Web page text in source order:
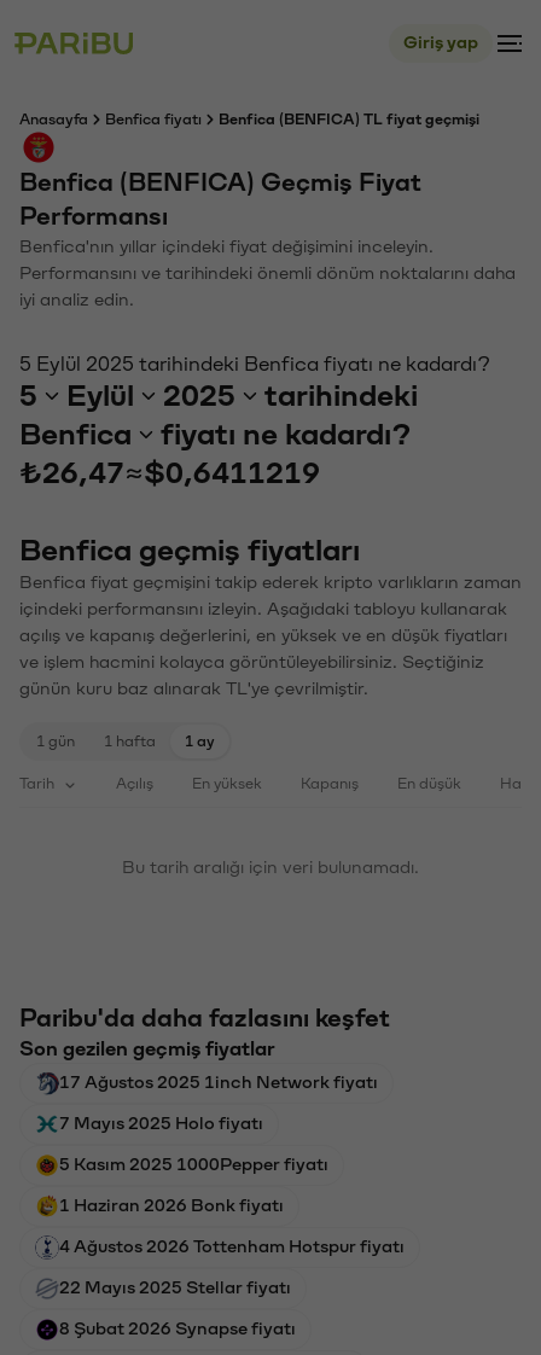
Giriş yap
Anasayfa Benfica fiyatı Benfica (BENFICA) TL fiyat geçmişi
Benfica (BENFICA) Geçmiş Fiyat
Performansı
Benfica'nın yıllar içindeki fiyat değişimini inceleyin.
Performansını ve tarihindeki önemli dönüm noktalarını daha
iyi analiz edin.
5 Eylül 2025 tarihindeki Benfica fiyatı ne kadardı?
5 Eylül 2025
tarihindeki
Benfica
fiyatı ne kadardı?
₺26,47≈$0,6411219
Benfica geçmiş fiyatları
Benfica fiyat geçmişini takip ederek kripto varlıkların zaman
içindeki performansını izleyin. Aşağıdaki tabloyu kullanarak
açılış ve kapanış değerlerini, en yüksek ve en düşük fiyatları
ve işlem hacmini kolayca görüntüleyebilirsiniz. Seçtiğiniz
günün kuru baz alınarak TL'ye çevrilmiştir.
1 gün 1 hafta 1 ay
Tarih Açılış En yüksek Kapanış En düşük
Bu tarih aralığı için veri bulunamadı.
Paribu'da daha fazlasını keşfet
Son gezilen geçmiş fiyatlar
17 Ağustos 2025 1inch Network fiyatı
7 Mayıs 2025 Holo fiyatı
5 Kasım 2025 1000Pepper fiyatı
1 Haziran 2026 Bonk fiyatı
4 Ağustos 2026 Tottenham Hotspur fiyatı
22 Mayıs 2025 Stellar fiyatı
8 Şubat 2026 Synapse fiyatı